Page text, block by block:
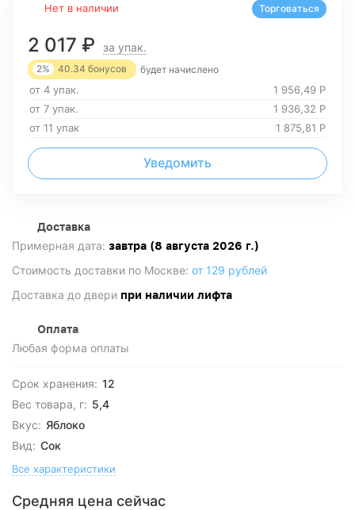
Нет в наличии
2 017 ₽ за упак.
2% 40.34 бонусов будет начислено
от 4 упак. 1 956,49 Р
от 7 упак.
1 936,32 Р
от 11 упак
1 875,81 Р
Уведомить
Торговаться
Доставка
Примерная дата: завтра (8 августа 2026 г.)
Стоимость доставки по Москве: от 129 рублей
Доставка до двери при наличии лифта
Оплата
Любая форма оплаты
Срок хранения: 12
Вес товара, г: 5,4
Вкус: Яблоко
Вид: Сок
Все характеристики
Средняя цена сейчас